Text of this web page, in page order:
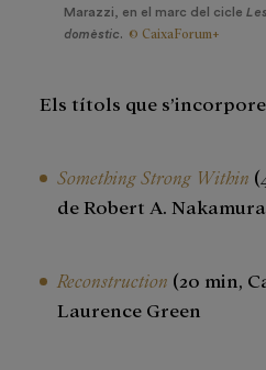
Marazzi, en el marc del cicle
domèstic. © CaixaForum+
Els títols que
Something Strong Within
de Robert A. Nakamura
Reconstruction (20 min,
Laurence Green